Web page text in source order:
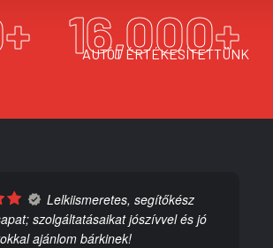
+ 16,000+
AUTÓT ÉRTÉKESÍTETTÜNK
Lelkiismeretes, segítőkész
szolgáltatásaikat jószívvel és jó
ajánlom bárkinek!